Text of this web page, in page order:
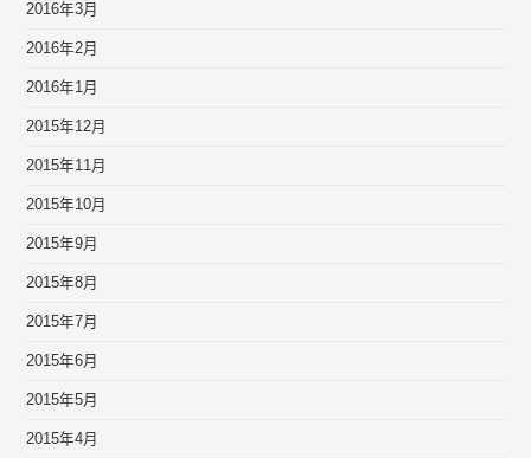
2016年3月
2016年2月
2016年1月
2015年12月
2015年11月
2015年10月
2015年9月
2015年8月
2015年7月
2015年6月
2015年5月
2015年4月